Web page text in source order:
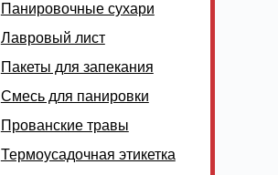
Панировочные сухари
Лавровый лист
Пакеты для запекания
Смесь для панировки
Прованские травы
Термоусадочная этикетка